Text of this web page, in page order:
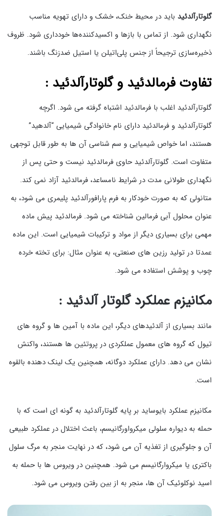
گلوتارآلدئید باید در محیط خنک، خشک و دارای تهویه مناسب
نگهداری شود. از تماس با بازها و اکسیدکننده‌ها خودداری شود. ظروف
ذخیره‌سازی ترجیحاً از جنس پلی‌اتیلن یا استیل ضدزنگ باشند.
تفاوت فرمالدئید و گلوتارآلدئید :
گلوتارآلدئید اغلب با فرمالدئید اشتباه گرفته می شود. اگرچه
گلوتارآلدئید و فرمالدئید دارای نام خانوادگی شیمیایی “آلدهید”
هستند، اما خواص شیمیایی و سم شناسی آن ها به طور قابل توجهی
متفاوت است. گلوتارآلدئید حاوی فرمالدئید نیست و حتی پس از
نگهداری طولانی مدت در شرایط نامساعد، فرمالدئید آزاد نمی کند.
متانولی که به صورت خودکار به فرم پارافورآلدئید پلیمری می شود، به
عنوان محلول آبی فرمالین شناخته می شود. فرمالدئید پیش ماده
مهمی برای بسیاری دیگر از مواد و ترکیبات شیمیایی است. این ماده
عمدتا در تولید رزین های صنعتی، به عنوان مثال: برای تخته خرده
چوب و پوشش استفاده می شود.
مکانیزم عملکرد گلوتار آلدئید :
مانند بسیاری از آلدئیدهای دیگر، این ماده با آمین ها و گروه های
تیول که گروه های معمول عملکردی در پروتئین ها هستند، واکنش
نشان می دهد. دارای عملکرد دوگانه، همچنین یک لینک دهنده بالقوه
است.
مکانیزم عملکرد بایوساید بر پایه گلوتارآلدئید به گونه ای است که با
حمله به دیواره سلولی میکرواورگانیسم، باعث اختلال در عملکرد طبیعی
آن و جلوگیری از تغذیه آن می شود، که در نهایت منجر به مرگ سلول
باکتری یا میکروارگانیسم می شود. همچنین در ویروس ها با حمله به
اسید نوکلوئیک آن ها، منجر به از بین رفتن ویروس می شود.